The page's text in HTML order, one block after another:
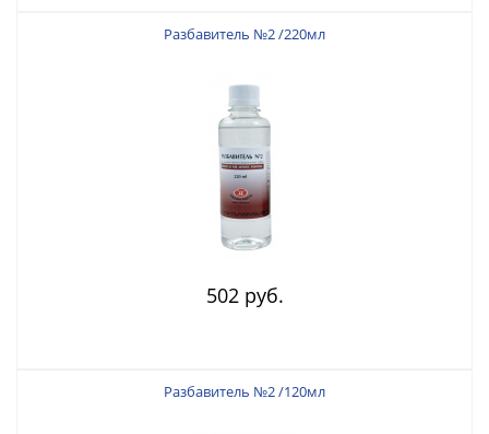
Разбавитель №2 /220мл
502 руб.
Разбавитель №2 /120мл